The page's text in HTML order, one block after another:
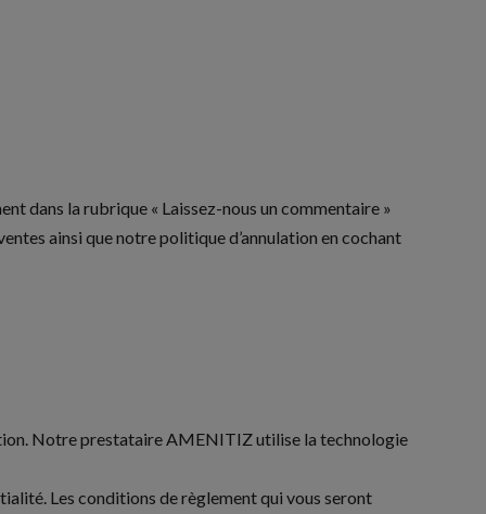
dans la rubrique « Laissez-nous un commentaire »
ainsi que notre politique d’annulation en cochant
Notre prestataire AMENITIZ utilise la technologie
Les conditions de règlement qui vous seront